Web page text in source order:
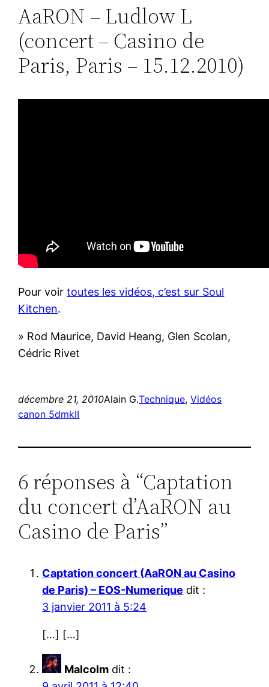
AaRON – Ludlow L
(concert – Casino de
Paris, Paris – 15.12.2010)
Pour voirtoutes les vidéos, c’est sur Soul
Kitchen.
» Rod Maurice, David Heang, Glen Scolan,
Cédric Rivet
décembre 21, 2010Alain G.Technique, Vidéos
canon 5dmkII
6 réponses à “Captation
du concert d’AaRON au
Casino de Paris”
Captation concert (AaRON au Casino
de Paris) – EOS-Numerique dit :
3 janvier 2011 à 5:24
[…] […]
Malcolm dit :